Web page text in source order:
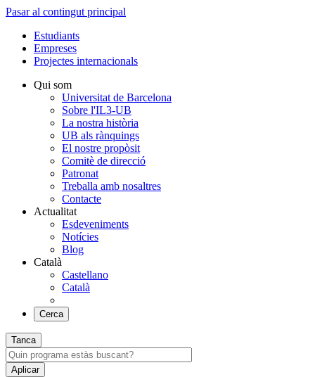
Pasar al contingut principal
Estudiants
Empreses
Projectes internacionals
Qui som
Universitat de Barcelona
Sobre l'IL3-UB
La nostra història
UB als rànquings
El nostre propòsit
Comitè de direcció
Patronat
Treballa amb nosaltres
Contacte
Actualitat
Esdeveniments
Notícies
Blog
Català
Castellano
Català
Cerca
Tanca